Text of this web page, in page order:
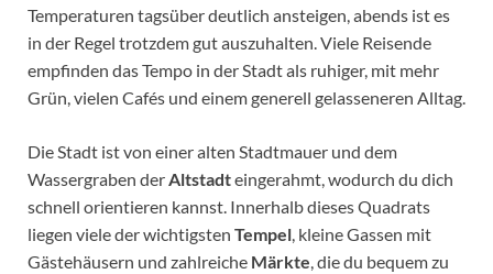
Temperaturen tagsüber deutlich ansteigen, abends ist es
in der Regel trotzdem gut auszuhalten. Viele Reisende
empfinden das Tempo in der Stadt als ruhiger, mit mehr
Grün, vielen Cafés und einem generell gelasseneren Alltag.
Die Stadt ist von einer alten Stadtmauer und dem
Wassergraben derAltstadteingerahmt, wodurch du dich
schnell orientieren kannst. Innerhalb dieses Quadrats
liegen viele der wichtigsten Tempel, kleine Gassen mit
Gästehäusern und zahlreiche Märkte, die du bequem zu